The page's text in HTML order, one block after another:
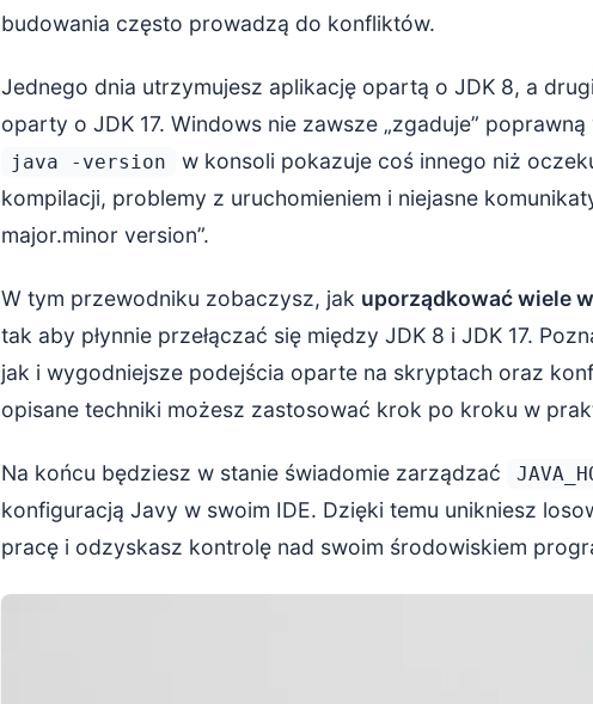
VS Code z Java Extension Pack: konfiguracja runtimes
Praktyczne wskazówki: weryfikacja, narzędzia budowania i
Podsumowanie: jak opanować wiele JDK w jednym
budowania często prowadzą do konfliktów.
Jednego dnia utrzymujesz aplikację opartą o JDK 8, a
oparty o JDK 17. Windows nie zawsze „zgaduje”
java -version
w konsoli pokazuje coś innego niż
kompilacji, problemy z uruchomieniem i niejasne
major.minor version”.
W tym przewodniku zobaczysz, jak uporządkować wiele
tak aby płynnie przełączać się między JDK 8 i JDK 17.
jak i wygodniejsze podejścia oparte na skryptach oraz
opisane techniki możesz zastosować krok po kroku w
Na końcu będziesz w stanie świadomie zarządzać
konfiguracją Javy w swoim IDE. Dzięki temu unikniesz
pracę i odzyskasz kontrolę nad swoim środowiskiem